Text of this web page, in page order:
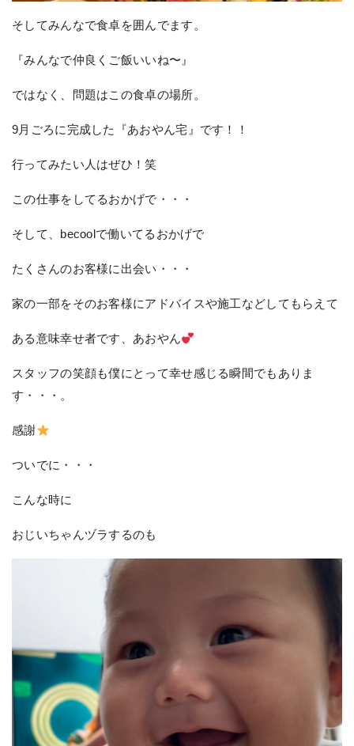
そしてみんなで食卓を囲んでます。
『みんなで仲良くご飯いいね〜』
ではなく、問題はこの食卓の場所。
9月ごろに完成した『あおやん宅』です！！
行ってみたい人はぜひ！笑
この仕事をしてるおかげで・・・
そして、becoolで働いてるおかげで
たくさんのお客様に出会い・・・
家の一部をそのお客様にアドバイスや施工などしてもらえて
ある意味幸せ者です、あおやん
スタッフの笑顔も僕にとって幸せ感じる瞬間でもありま
す・・・。
感謝
ついでに・・・
こんな時に
おじいちゃんヅラするのも